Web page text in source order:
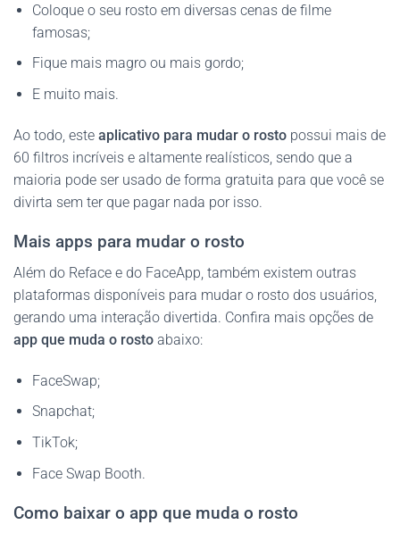
Coloque o seu rosto em diversas cenas de filme
famosas;
Fique mais magro ou mais gordo;
E muito mais.
Ao todo, este aplicativo para mudar o rosto possui mais de
60 filtros incríveis e altamente realísticos, sendo que a
maioria pode ser usado de forma gratuita para que você se
divirta sem ter que pagar nada por isso.
Mais apps para mudar o rosto
Além do Reface e do FaceApp, também existem outras
plataformas disponíveis para mudar o rosto dos usuários,
gerando uma interação divertida. Confira mais opções de
app que muda o rosto abaixo:
FaceSwap;
Snapchat;
TikTok;
Face Swap Booth.
Como baixar o app que muda o rosto